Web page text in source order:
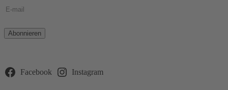
Bitte
lasse
leer.
Facebook Instagram